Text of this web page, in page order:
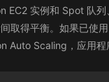
实例和 Spot 队
得平衡。如果已
Scaling，应用程